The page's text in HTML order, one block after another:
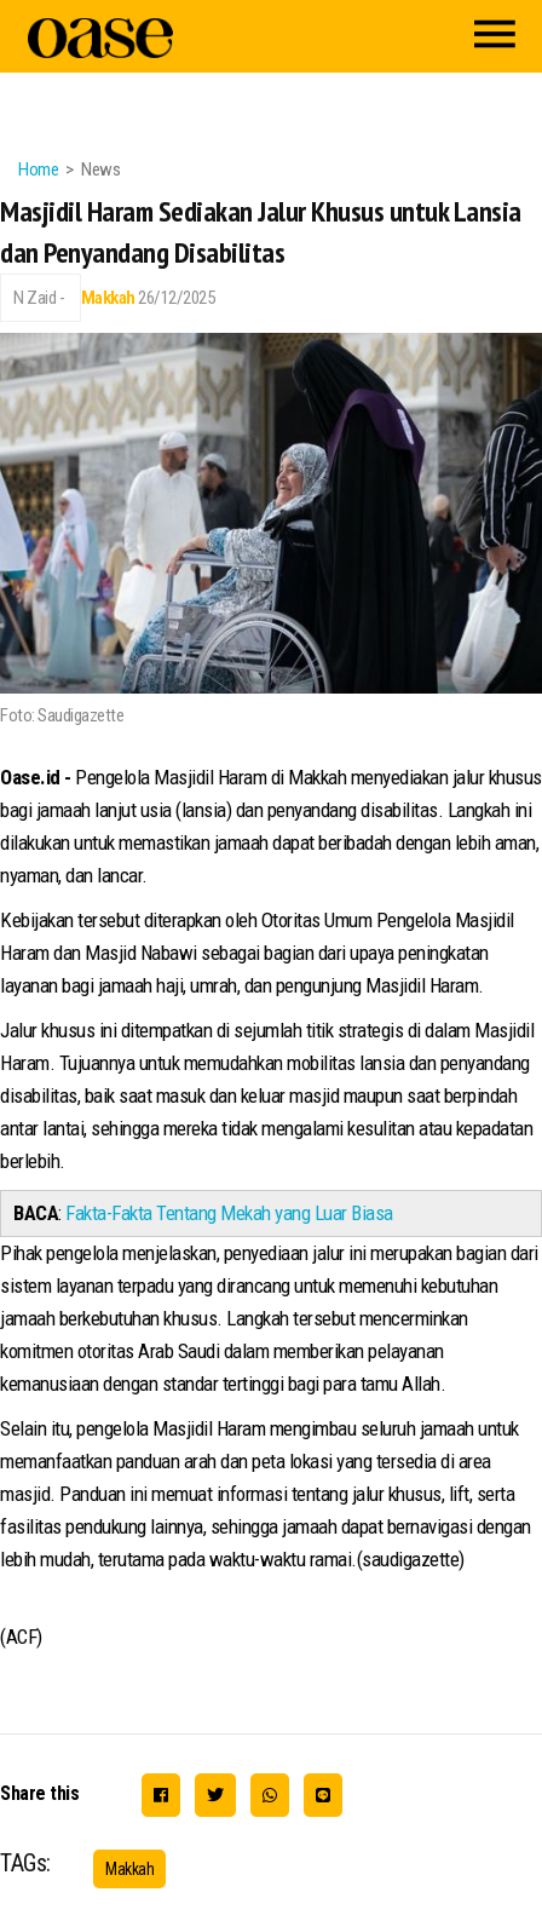
Home News
Masjidil Haram Sediakan Jalur Khusus untuk Lansia
dan Penyandang Disabilitas
N Zaid - Makkah26/12/2025
Foto: Saudigazette
Oase.id - Pengelola Masjidil Haram di Makkah menyediakan jalur khusus
bagi jamaah lanjut usia (lansia) dan penyandang disabilitas. Langkah ini
dilakukan untuk memastikan jamaah dapat beribadah dengan lebih aman,
nyaman, dan lancar.
Kebijakan tersebut diterapkan oleh Otoritas Umum Pengelola Masjidil
Haram dan Masjid Nabawi sebagai bagian dari upaya peningkatan
layanan bagi jamaah haji, umrah, dan pengunjung Masjidil Haram.
Jalur khusus ini ditempatkan di sejumlah titik strategis di dalam Masjidil
Haram. Tujuannya untuk memudahkan mobilitas lansia dan penyandang
disabilitas, baik saat masuk dan keluar masjid maupun saat berpindah
antar lantai, sehingga mereka tidak mengalami kesulitan atau kepadatan
berlebih.
BACA: Fakta-Fakta Tentang Mekah yang Luar Biasa
Pihak pengelola menjelaskan, penyediaan jalur ini merupakan bagian dari
sistem layanan terpadu yang dirancang untuk memenuhi kebutuhan
jamaah berkebutuhan khusus. Langkah tersebut mencerminkan
komitmen otoritas Arab Saudi dalam memberikan pelayanan
kemanusiaan dengan standar tertinggi bagi para tamu Allah.
Selain itu, pengelola Masjidil Haram mengimbau seluruh jamaah untuk
memanfaatkan panduan arah dan peta lokasi yang tersedia di area
masjid. Panduan ini memuat informasi tentang jalur khusus, lift, serta
fasilitas pendukung lainnya, sehingga jamaah dapat bernavigasi dengan
lebih mudah, terutama pada waktu-waktu ramai.(saudigazette)
(ACF)
Share this
TAGs: Makkah